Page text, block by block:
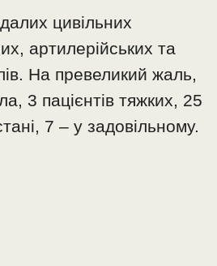
цивільних
артилерійських та
На превеликий жаль,
3 пацієнтів тяжких, 25
7 – у задовільному.